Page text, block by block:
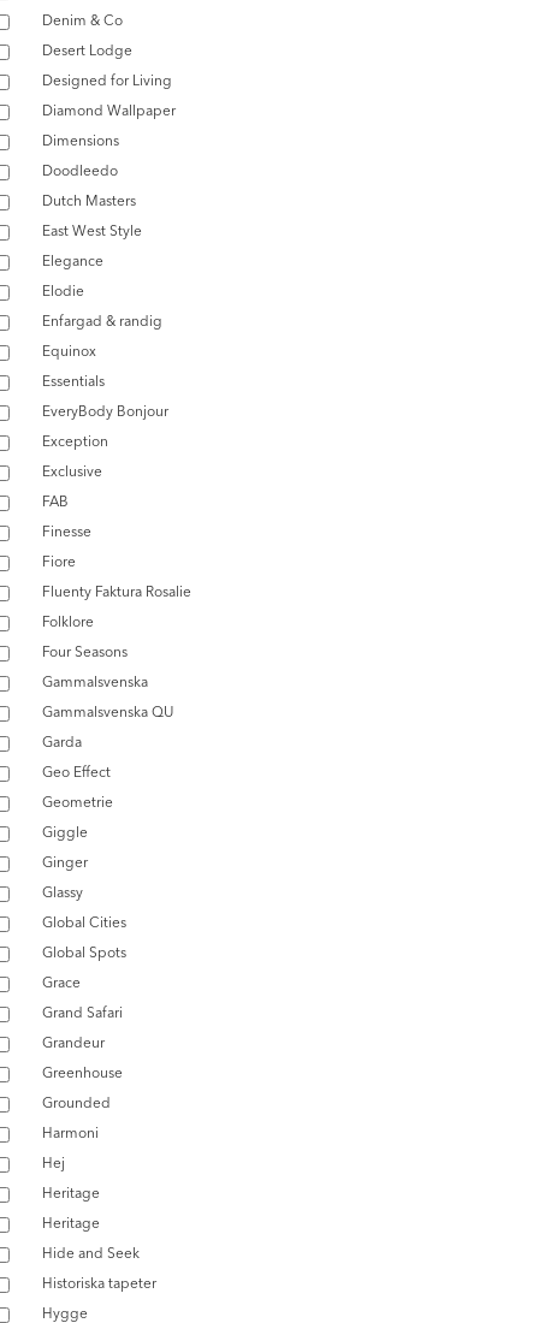
Denim & Co
Desert Lodge
Designed for Living
Diamond Wallpaper
Dimensions
Doodleedo
Dutch Masters
East West Style
Elegance
Elodie
Enfargad & randig
Equinox
Essentials
EveryBody Bonjour
Exception
Exclusive
FAB
Finesse
Fiore
Fluenty Faktura Rosalie
Folklore
Four Seasons
Gammalsvenska
Gammalsvenska QU
Garda
Geo Effect
Geometrie
Giggle
Ginger
Glassy
Global Cities
Global Spots
Grace
Grand Safari
Grandeur
Greenhouse
Grounded
Harmoni
Hej
Heritage
Heritage
Hide and Seek
Historiska tapeter
Hygge